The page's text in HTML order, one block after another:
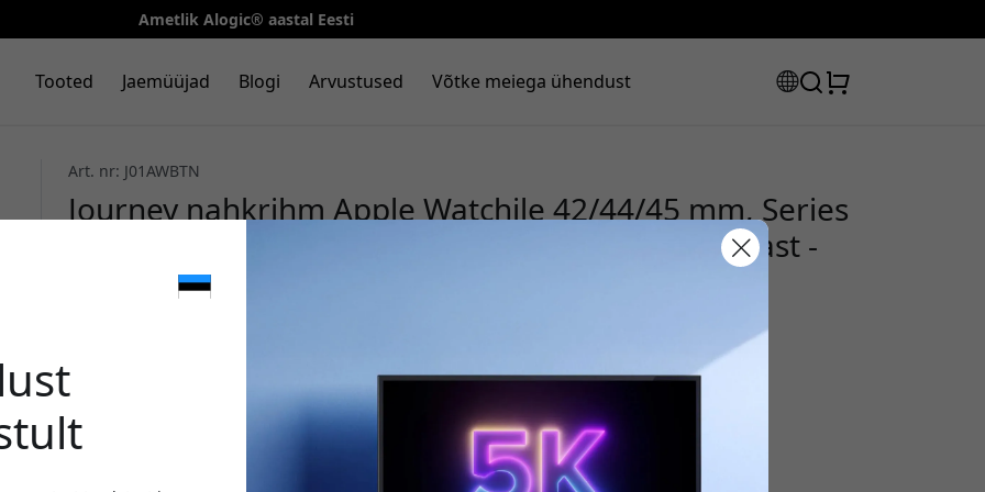
Ametlik Alogic® aastal Eesti
Tooted Jaemüüjad Blogi Arvustused Võtke meiega ühendust
Art. nr: J01AWBTN
Journey nahkrihm Apple Watchile 42/44/45 mm, Series
1–8, SE ja Ultra jaoks, Saksamaa Heineni täisnahast -
Kasuta seda koodi kassas, et saada 8% allahindlust.